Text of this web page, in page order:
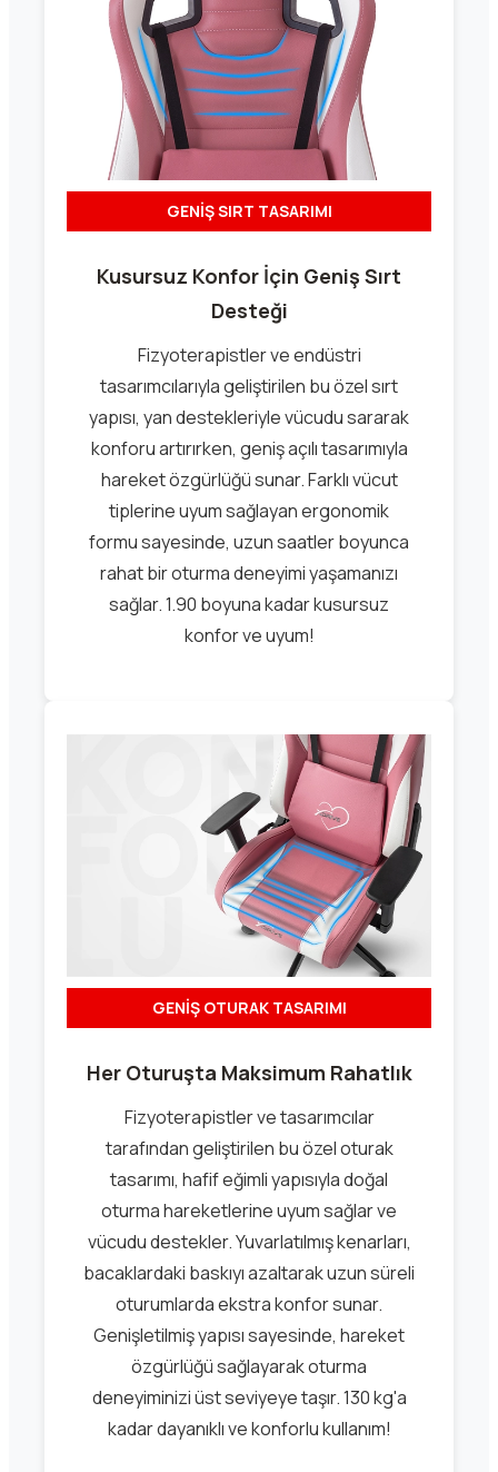
GENİŞ SIRT TASARIMI
Kusursuz Konfor İçin Geniş Sırt
Desteği
Fizyoterapistler ve endüstri
tasarımcılarıyla geliştirilen bu özel sırt
yapısı, yan destekleriyle vücudu sararak
konforu artırırken, geniş açılı tasarımıyla
hareket özgürlüğü sunar. Farklı vücut
tiplerine uyum sağlayan ergonomik
formu sayesinde, uzun saatler boyunca
rahat bir oturma deneyimi yaşamanızı
sağlar. 1.90 boyuna kadar kusursuz
konfor ve uyum!
GENİŞ OTURAK TASARIMI
Her Oturuşta Maksimum Rahatlık
Fizyoterapistler ve tasarımcılar
tarafından geliştirilen bu özel oturak
tasarımı, hafif eğimli yapısıyla doğal
oturma hareketlerine uyum sağlar ve
vücudu destekler. Yuvarlatılmış kenarları,
bacaklardaki baskıyı azaltarak uzun süreli
oturumlarda ekstra konfor sunar.
Genişletilmiş yapısı sayesinde, hareket
özgürlüğü sağlayarak oturma
deneyiminizi üst seviyeye taşır. 130 kg'a
kadar dayanıklı ve konforlu kullanım!